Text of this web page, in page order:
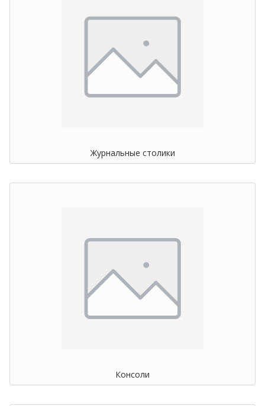
Журнальные столики
Консоли